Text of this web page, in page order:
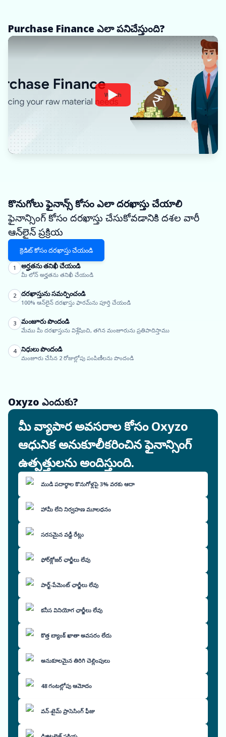
Purchase Finance ఎలా పనిచేస్తుంది?
Watch
కొనుగోలు ఫైనాన్స్ కోసం ఎలా దరఖాస్తు చేయాలి
ఫైనాన్సింగ్ కోసం దరఖాస్తు చేసుకోవడానికి దశల వారీ
ఆన్‌లైన్ ప్రక్రియ
క్రెడిట్ కోసం దరఖాస్తు చేయండి
1 అర్హతను తనిఖీ చేయండి
మీ లోన్ అర్హతను తనిఖీ చేయండి
2 దరఖాస్తును సమర్పించండి
100% ఆన్‌లైన్ దరఖాస్తు ఫారమ్‌ను పూర్తి చేయండి
3 మంజూరు పొందండి
మేము మీ దరఖాస్తును విశ్లేషించి, తగిన మంజూరును ప్రతిపాదిస్తాము
4 నిధులు పొందండి
మంజూరు చేసిన 2 రోజుల్లోపు పంపిణీలను పొందండి
Oxyzo ఎందుకు?
మీ వ్యాపార అవసరాల కోసం Oxyzo
ఆధునిక అనుకూలీకరించిన ఫైనాన్సింగ్
ఉత్పత్తులను అందిస్తుంది.
ముడి పదార్థాల కొనుగోళ్లపై 3% వరకు ఆదా
హామీ లేని నిర్వహణ మూలధనం
సరసమైన వడ్డీ రేట్లు
ఫోర్‌క్లోజర్ ఛార్జీలు లేవు
పార్ట్-పేమెంట్ ఛార్జీలు లేవు
కనీస వినియోగ ఛార్జీలు లేవు
కొత్త బ్యాంక్ ఖాతా అవసరం లేదు
అనుకూలమైన తిరిగి చెల్లింపులు
48 గంటల్లోపు ఆమోదం
వన్-టైమ్ ప్రాసెసింగ్ ఫీజు